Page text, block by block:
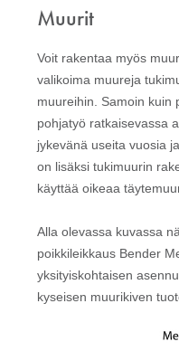
Muurit
Voit rakentaa myös
valikoima muureja
muureihin. Samoin kuin
pohjatyö ratkaisevassa
jykevänä useita vuosia
on lisäksi tukimuurin
käyttää oikeaa
Alla olevassa kuvassa
poikkileikkaus Bender
yksityiskohtaisen
kyseisen muurikiven